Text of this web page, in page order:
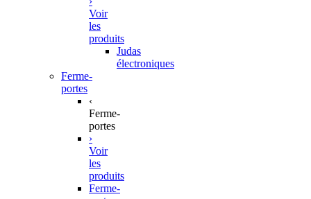
Voir
les
produits
Judas
électroniques
Ferme-
portes
‹
Ferme-
portes
›
Voir
les
produits
Ferme-